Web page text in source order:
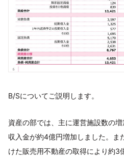
B/Sについてご説明します。
資産の部では、主に運営施設数の
収入金が約4億円増加しました。ま
けた販売用不動産の取得により約3